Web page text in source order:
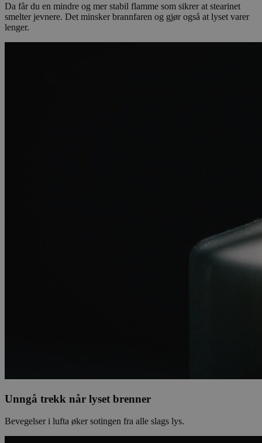
Da får du en mindre og mer stabil flamme som sikrer at stearinet
smelter jevnere. Det minsker brannfaren og gjør også at lyset varer
lenger.
Unngå trekk når lyset brenner
Bevegelser i lufta øker sotingen fra alle slags lys.